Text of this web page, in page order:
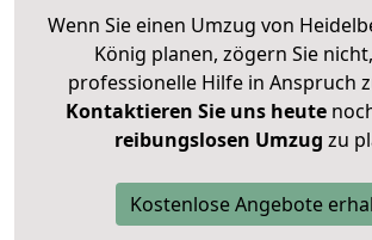
Wenn Sie einen Umzug von
König planen, zögern Sie
professionelle Hilfe in Anspruch
Kontaktieren Sie uns heute
reibungslosen Umzug zu
Kostenlose Angebote